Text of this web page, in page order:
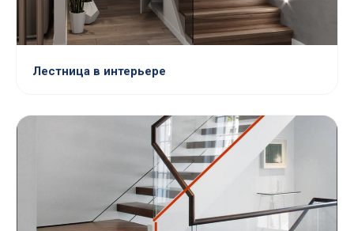
Лестница в интерьере